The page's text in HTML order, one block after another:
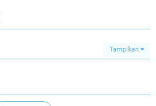
Tampilkan